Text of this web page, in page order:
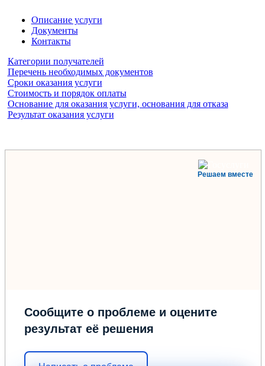
Описание услуги
Документы
Контакты
Категории получателей
Перечень необходимых документов
Сроки оказания услуги
Стоимость и порядок оплаты
Основание для оказания услуги, основания для отказа
Результат оказания услуги
Решаем вместе
Сообщите о проблеме и оцените
результат её решения